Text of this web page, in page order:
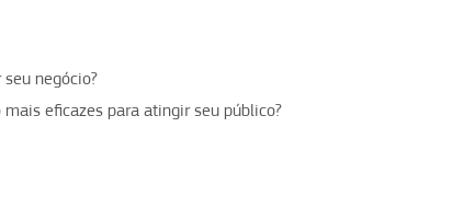
negócio?
eficazes para atingir seu público?